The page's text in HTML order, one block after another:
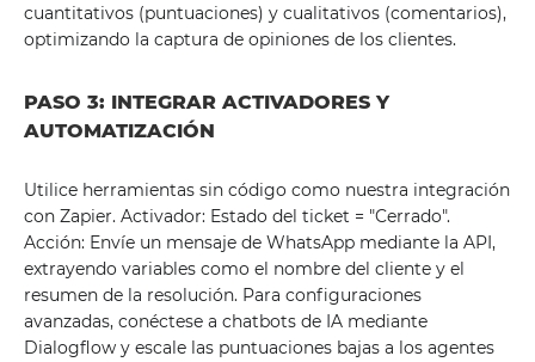
cuantitativos (puntuaciones) y cualitativos (comentarios),
optimizando la captura de opiniones de los clientes.
PASO 3: INTEGRAR ACTIVADORES Y
AUTOMATIZACIÓN
Utilice herramientas sin código como nuestra integración
con Zapier. Activador: Estado del ticket = "Cerrado".
Acción: Envíe un mensaje de WhatsApp mediante la API,
extrayendo variables como el nombre del cliente y el
resumen de la resolución. Para configuraciones
avanzadas, conéctese a chatbots de IA mediante
Dialogflow y escale las puntuaciones bajas a los agentes